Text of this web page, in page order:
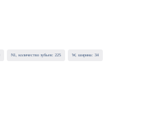
N1, количество зубьев: 225 W, ширина: 34